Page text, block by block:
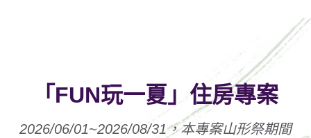
「FUN玩一夏」住房專案
2026/06/01~2026/08/31，本專案山形祭期間